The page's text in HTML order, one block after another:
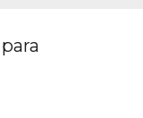
PARA